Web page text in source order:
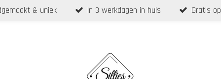
& uniek In 3 werkdagen in huis Gratis